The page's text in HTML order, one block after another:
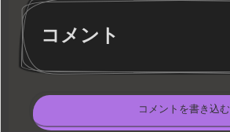
コメント
コメントを書き込む